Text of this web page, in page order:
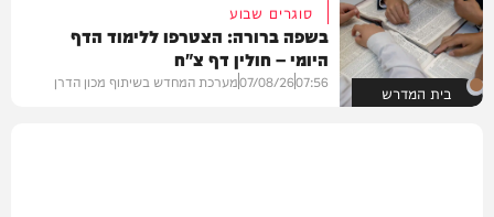
בית המדרש
סוגרים שבוע
בשפה ברורה: הצטרפו ללימוד הדף
היומי – חולין דף צ"ח
07:56
07/08/26מערכת המחדש בשיתוף מכון הדרן